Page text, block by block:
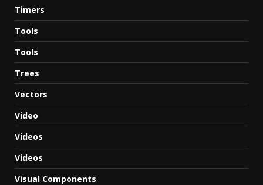
Timers
Tools
Tools
Trees
Vectors
Video
Videos
Videos
Visual Components